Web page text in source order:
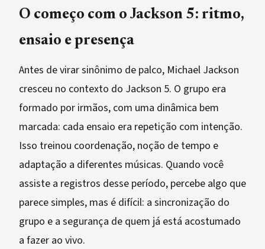
O começo com o Jackson 5: ritmo,
ensaio e presença
Antes de virar sinônimo de palco, Michael Jackson
cresceu no contexto do Jackson 5. O grupo era
formado por irmãos, com uma dinâmica bem
marcada: cada ensaio era repetição com intenção.
Isso treinou coordenação, noção de tempo e
adaptação a diferentes músicas. Quando você
assiste a registros desse período, percebe algo que
parece simples, mas é difícil: a sincronização do
grupo e a segurança de quem já está acostumado
a fazer ao vivo.